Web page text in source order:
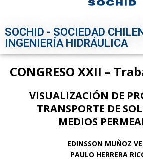
SOCHID - SOCIEDAD
INGENIERÍA HIDRÁULICA
CONGRESO XXII –
VISUALIZACIÓN DE
TRANSPORTE DE
MEDIOS
EDINSSON MUÑOZ
PAULO HERRERA